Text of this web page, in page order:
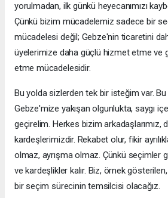
yorulmadan, ilk günkü heyecanımızı
Çünkü bizim mücadelemiz sadece bir
mücadelesi değil; Gebze'nin ticaretini
üyelerimize daha güçlü hizmet etme ve
etme mücadelesidir.
Bu yolda sizlerden tek bir isteğim var.
Gebze'mize yakışan olgunlukta, saygı
geçirelim. Herkes bizim arkadaşlarımız,
kardeşlerimizdir. Rekabet olur, fikir
olmaz, ayrışma olmaz. Çünkü seçimler
ve kardeşlikler kalır. Biz, örnek
bir seçim sürecinin temsilcisi olacağız.